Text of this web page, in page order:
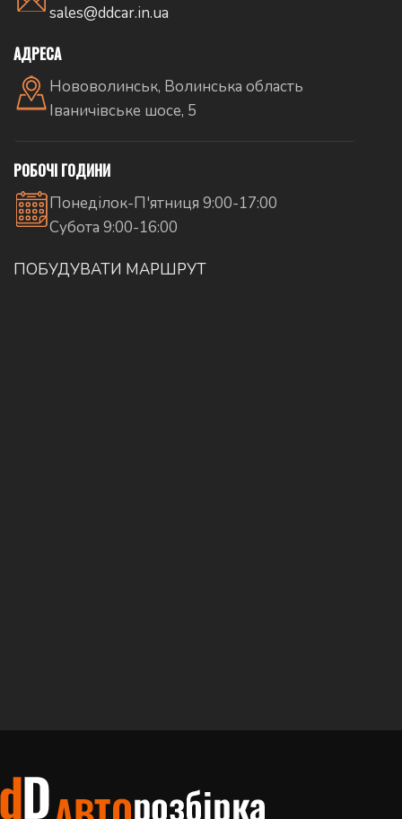
sales@ddcar.in.ua
АДРЕСА
Нововолинськ, Волинська область
Іваничівське шосе, 5
РОБОЧІ ГОДИНИ
Понеділок-П'ятниця 9:00-17:00
Субота 9:00-16:00
ПОБУДУВАТИ МАРШРУТ